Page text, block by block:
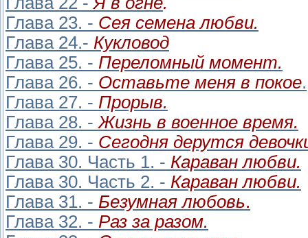
Глава 23. - Сея семена любви.
Глава 24.- Кукловод
Глава 25. - Переломный момент.
Глава 26. - Оставьте меня в покое.
Глава 27. - Прорыв.
Глава 28. - Жизнь в военное время.
Глава 29. - Сегодня дерутся
Глава 30. Часть 1. - Караван любви.
Глава 30. Часть 2. - Караван любви.
Глава 31. - Безумная любовь.
Глава 32. - Раз за разом.